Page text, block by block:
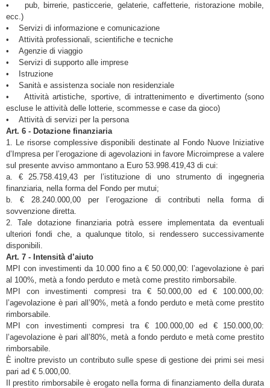
• pub, birrerie, pasticcerie, gelaterie, caffetterie, ristorazione mobile,
ecc.)
• Servizi di informazione e comunicazione
• Attività professionali, scientifiche e tecniche
• Agenzie di viaggio
• Servizi di supporto alle imprese
• Istruzione
• Sanità e assistenza sociale non residenziale
• Attività artistiche, sportive, di intrattenimento e divertimento (sono
escluse le attività delle lotterie, scommesse e case da gioco)
• Attività di servizi per la persona
Art. 6 - Dotazione finanziaria
1. Le risorse complessive disponibili destinate al Fondo Nuove Iniziative
d’Impresa per l’erogazione di agevolazioni in favore Microimprese a valere
sul presente avviso ammontano a Euro 53.998.419,43 di cui:
a. € 25.758.419,43 per l’istituzione di uno strumento di ingegneria
finanziaria, nella forma del Fondo per mutui;
b. € 28.240.000,00 per l’erogazione di contributi nella forma di
sovvenzione diretta.
2. Tale dotazione finanziaria potrà essere implementata da eventuali
ulteriori fondi che, a qualunque titolo, si rendessero successivamente
disponibili.
Art. 7 - Intensità d’aiuto
MPI con investimenti da 10.000 fino a € 50.000,00: l’agevolazione è pari
al 100%, metà a fondo perduto e metà come prestito rimborsabile.
MPI con investimenti compresi tra € 50.000,00 ed € 100.000,00:
l’agevolazione è pari all’90%, metà a fondo perduto e metà come prestito
rimborsabile.
MPI con investimenti compresi tra € 100.000,00 ed € 150.000,00:
l’agevolazione è pari all’80%, metà a fondo perduto e metà come prestito
rimborsabile.
È inoltre previsto un contributo sulle spese di gestione dei primi sei mesi
pari ad € 5.000,00.
Il prestito rimborsabile è erogato nella forma di finanziamento della durata